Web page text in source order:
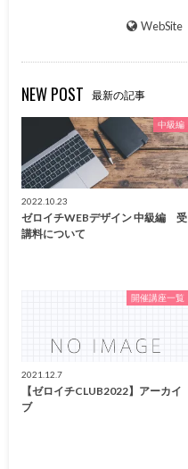
WebSite
NEW POST 最新の記事
中級編
2022.10.23
ゼロイチWEBデザイン 中級編 受
講料について
開催講座一覧
2021.12.7
【ゼロイチCLUB2022】アーカイ
ブ